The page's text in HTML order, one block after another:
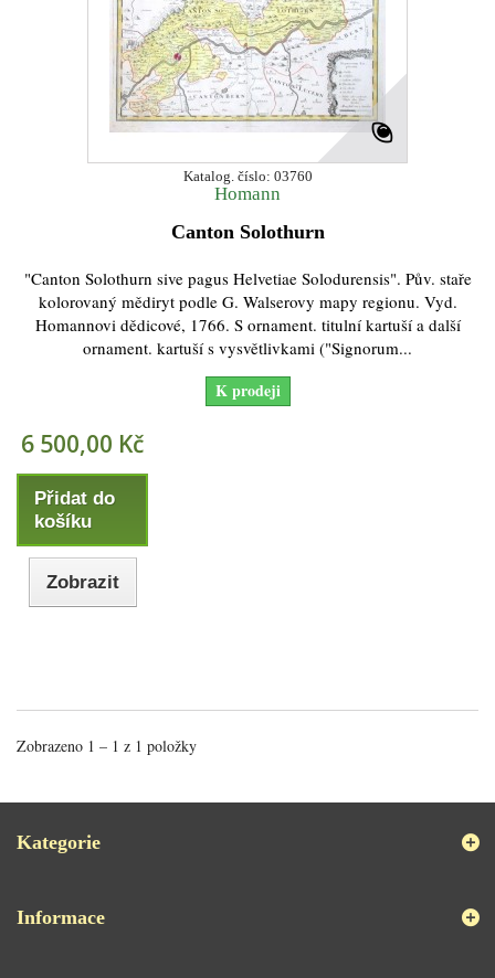
Katalog. číslo: 03760
Homann
Canton Solothurn
"Canton Solothurn sive pagus Helvetiae Solodurensis". Pův. staře
kolorovaný mědiryt podle G. Walserovy mapy regionu. Vyd.
Homannovi dědicové, 1766. S ornament. titulní kartuší a další
ornament. kartuší s vysvětlivkami ("Signorum...
K prodeji
6 500,00 Kč
Přidat do
košíku
Zobrazit
Zobrazeno 1 – 1 z 1 položky
Kategorie
Informace